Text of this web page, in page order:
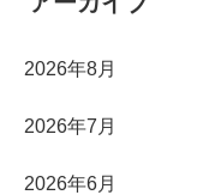
2026年8月
2026年7月
2026年6月